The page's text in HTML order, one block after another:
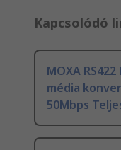
Kapcsolódó
MOXA
média
50Mbps